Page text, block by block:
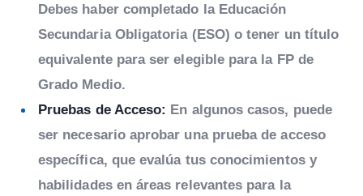
Debes haber completado la Educación
Secundaria Obligatoria (ESO) o tener un título
equivalente para ser elegible para la FP de
Grado Medio.
Pruebas de Acceso: En algunos casos, puede
ser necesario aprobar una prueba de acceso
específica, que evalúa tus conocimientos y
habilidades en áreas relevantes para la